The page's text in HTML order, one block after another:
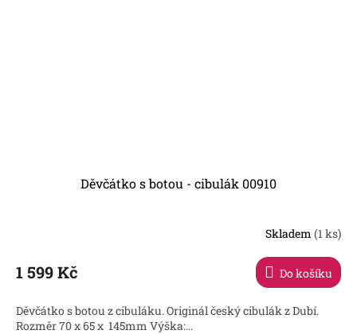
Děvčátko s botou - cibulák 00910
Skladem (1 ks)
1 599 Kč Do košíku
Děvčátko s botou z cibuláku. Originál český cibulák z Dubí.
Rozměr 70 x 65 x 145mm Výška:...